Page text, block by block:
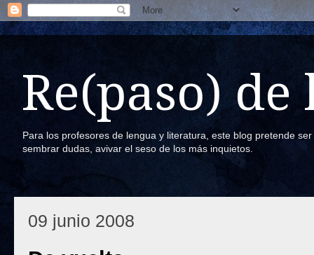
Re(paso) de
Para los profesores de lengua y literatura, este blog pretende
sembrar dudas, avivar el seso de los más inquietos.
09 junio 2008